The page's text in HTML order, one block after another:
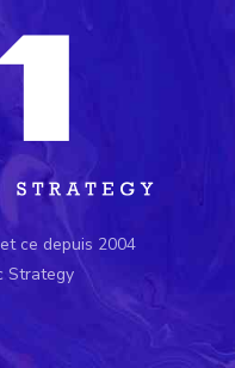
ce depuis 2004
Strategy